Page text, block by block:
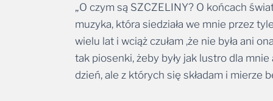
„O czym są SZCZELINY? O końcach
muzyka, która siedziała we mnie przez
wielu lat i wciąż czułam ,że nie była ani
tak piosenki, żeby były jak lustro dla
dzień, ale z których się składam i mierze